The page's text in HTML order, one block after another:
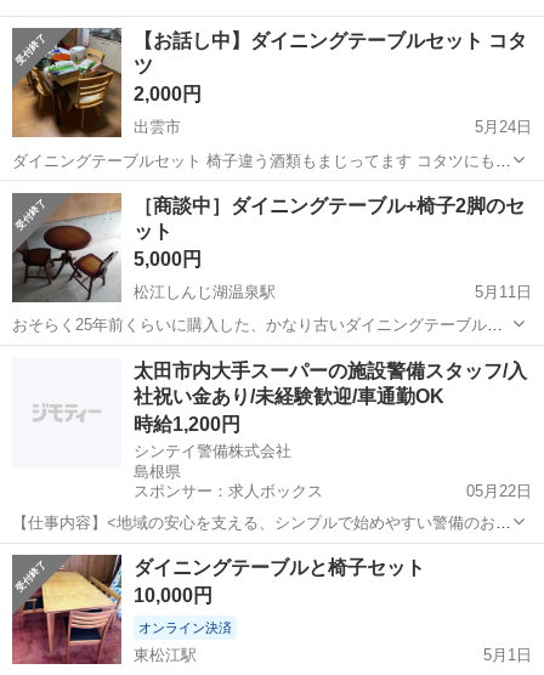
【お話し中】ダイニングテーブルセット コタ
ツ
2,000円
出雲市
5月24日
ダイニングテーブルセット 椅子違う酒類もまじってます コタツにもな
ります。 引取限定
島根 出雲市 ダイニングセット テーブルセット
［商談中］ダイニングテーブル+椅子2脚のセ
ット
5,000円
松江しんじ湖温泉駅
5月11日
おそらく25年前くらいに購入した、かなり古いダイニングテーブルと
椅子のセットです。 しばらく愛用して使った後、10年くらい倉庫に入
り、あまり使用していませんでした。 いずれも傷だらけ(写真では伝わ
らない細かい傷もたくさんあり...
松江しんじ湖温泉駅 ダイニングセット
太田市内大手スーパーの施設警備スタッフ/入
社祝い金あり/未経験歓迎/車通勤OK
時給1,200円
シンテイ警備株式会社
島根県
スポンサー：求人ボックス
05月22日
【仕事内容】<地域の安心を支える、シンプルで始めやすい警備のお仕
事> 太田市内の大手スーパーにて、施設内の安全を守る業務をお任せ
します。 具体的には… ・館内・敷地内の見回り(巡回) ・従業員通用口
での受付・出入管理 ・鍵の管理や...
アルバイト・パート
ダイニングテーブルと椅子セット
10,000円
オンライン決済
東松江駅
5月1日